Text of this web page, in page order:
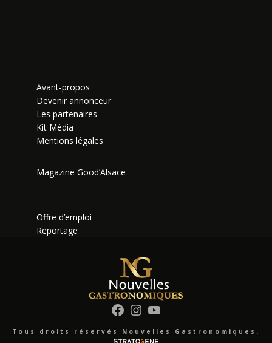
Avant-propos
Devenir annonceur
Les partenaires
Kit Média
Mentions légales
Magazine Good’Alsace
Offre d’emploi
Reportage
Facebook
Instagram
YouTube
Tous droits réservés Nouvelles Gastronomiques.